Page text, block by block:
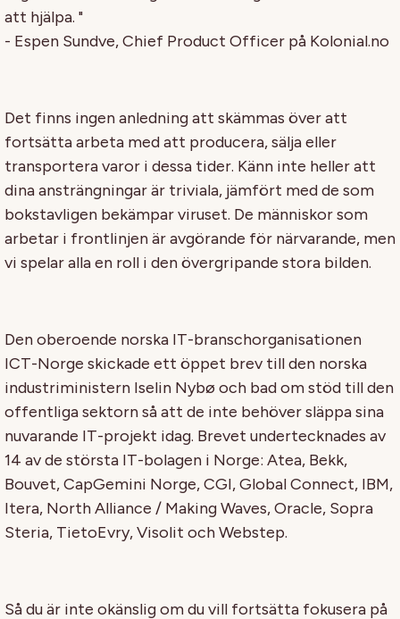
att hjälpa. "
- Espen Sundve, Chief Product Officer på Kolonial.no
Det finns ingen anledning att skämmas över att
fortsätta arbeta med att producera, sälja eller
transportera varor i dessa tider. Känn inte heller att
dina ansträngningar är triviala, jämfört med de som
bokstavligen bekämpar viruset. De människor som
arbetar i frontlinjen är avgörande för närvarande, men
vi spelar alla en roll i den övergripande stora bilden.
Den oberoende norska IT-branschorganisationen
ICT-Norge skickade ett öppet brev till den norska
industriministern Iselin Nybø och bad om stöd till den
offentliga sektorn så att de inte behöver släppa sina
nuvarande IT-projekt idag. Brevet undertecknades av
14 av de största IT-bolagen i Norge: Atea, Bekk,
Bouvet, CapGemini Norge, CGI, Global Connect, IBM,
Itera, North Alliance / Making Waves, Oracle, Sopra
Steria, TietoEvry, Visolit och Webstep.
Så du är inte okänslig om du vill fortsätta fokusera på